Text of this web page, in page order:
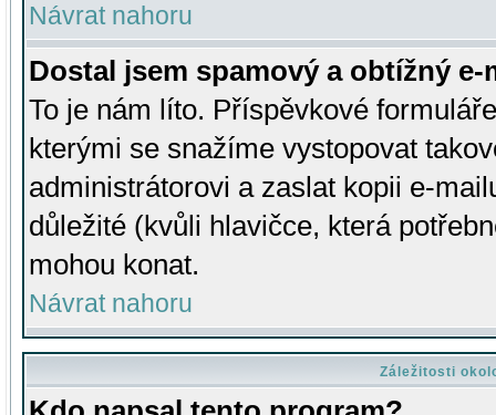
Návrat nahoru
Dostal jsem spamový a obtížný
To je nám líto. Příspěvkové
kterými se snažíme vystopovat
administrátorovi a zaslat kopii e-
důležité (kvůli hlavičce, která
mohou konat.
Návrat nahoru
Záležitosti